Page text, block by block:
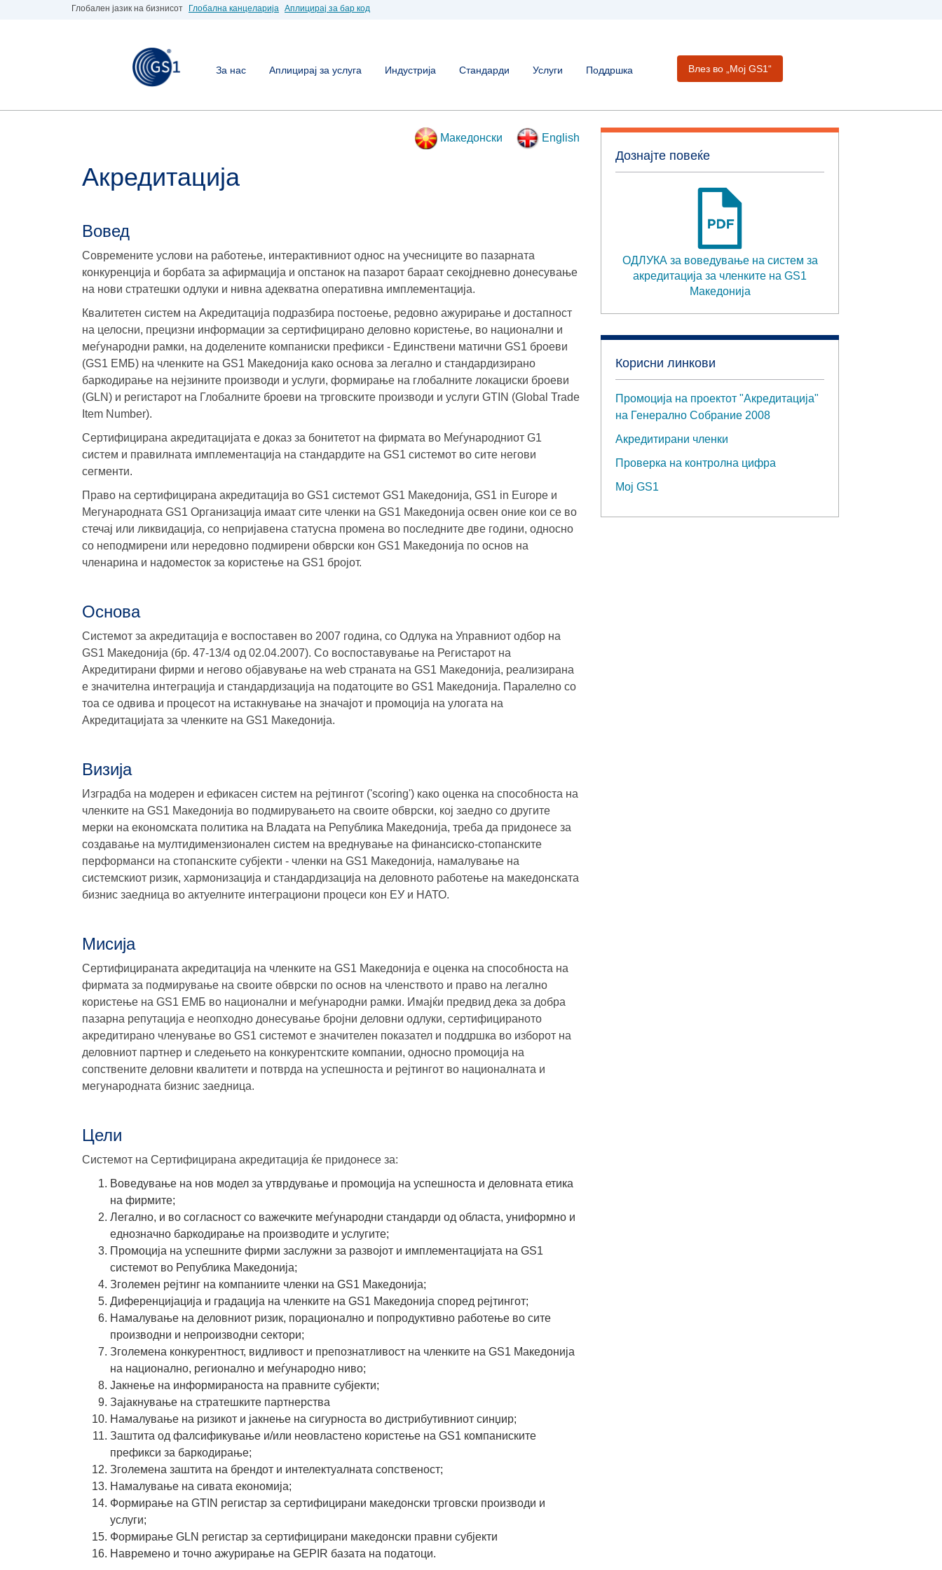
Глобален јазик на бизнисот Глобална канцеларија Аплицирај за бар код
За нас Аплицирај за услуга Индустрија Стандарди Услуги Поддршка Влез во „Moj GS1“
Македонски English
Акредитација
Вовед
Современите услови на работење, интерактивниот однос на учесниците во пазарната
конкуренција и борбата за афирмација и опстанок на пазарот бараат секојдневно донесување
на нови стратешки одлуки и нивна адекватна оперативна имплементација.
Квалитетен систем на Акредитација подразбира постоење, редовно ажурирање и достапност
на целосни, прецизни информации за сертифицирано деловно користење, во национални и
меѓународни рамки, на доделените компаниски префикси - Единствени матични GS1 броеви
(GS1 ЕМБ) на членките на GS1 Македонија како основа за легално и стандардизирано
баркодирање на нејзините производи и услуги, формирање на глобалните локациски броеви
(GLN) и регистарот на Глобалните броеви на трговските производи и услуги GTIN (Global Trade
Item Number).
Сертифицирана акредитацијата е доказ за бонитетот на фирмата во Меѓународниот G1
систем и правилната имплементација на стандардите на GS1 системот во сите негови
сегменти.
Право на сертифицирана акредитација во GS1 системот GS1 Македонија, GS1 in Europe и
Мегународната GS1 Организација имаат сите членки на GS1 Македонија освен оние кои се во
стечај или ликвидација, со непријавена статусна промена во последните две години, односно
со неподмирени или нередовно подмирени обврски кон GS1 Македонија по основ на
членарина и надоместок за користење на GS1 бројот.
Основa
Системот за акредитација е воспоставен во 2007 година, со Одлука на Управниот одбор на
GS1 Македонија (бр. 47-13/4 од 02.04.2007). Со воспоставување на Регистарот на
Акредитирани фирми и негово објавување на web страната на GS1 Македонија, реализирана
е значителна интеграција и стандардизација на податоците во GS1 Македонија. Паралелно со
тоа се одвива и процесот на истакнување на значајот и промоција на улогата на
Акредитацијата за членките на GS1 Македонија.
Визија
Изградба на модерен и ефикасен систем на рејтингот ('scoring') како оценка на способноста на
членките на GS1 Македонија во подмирувањето на своите обврски, кој заедно со другите
мерки на економската политика на Владата на Република Македонија, треба да придонесе за
создавање на мултидимензионален систем на вреднување на финансиско-стопанските
перформанси на стопанските субјекти - членки на GS1 Македонија, намалување на
системскиот ризик, хармонизација и стандардизација на деловното работење на македонската
бизнис заедница во актуелните интеграциони процеси кон ЕУ и НАТО.
Мисија
Сертифицираната акредитација на членките на GS1 Македонија е оценка на способноста на
фирмата за подмирување на своите обврски по основ на членството и право на легално
користење на GS1 ЕМБ во национални и меѓународни рамки. Имајќи предвид дека за добра
пазарна репутација е неопходно донесување бројни деловни одлуки, сертифицираното
акредитирано членување во GS1 системот е значителен показател и поддршка во изборот на
деловниот партнер и следењето на конкурентските компании, односно промоција на
сопствените деловни квалитети и потврда на успешноста и рејтингот во националната и
мегународната бизнис заедница.
Цели
Системот на Сертифицирана акредитација ќе придонесе за:
Воведување на нов модел за утврдување и промоција на успешноста и деловната етика
на фирмите;
Легално, и во согласност со важечките меѓународни стандарди од областа, униформно и
еднозначно баркодирање на производите и услугите;
Промоција на успешните фирми заслужни за развојот и имплементацијата на GS1
системот во Република Македонија;
Зголемен рејтинг на компаниите членки на GS1 Македонија;
Диференцијација и градација на членките на GS1 Македонија според рејтингот;
Намалување на деловниот ризик, порационално и попродуктивно работење во сите
производни и непроизводни сектори;
Зголемена конкурентност, видливост и препознатливост на членките на GS1 Македонија
на национално, регионално и меѓународно ниво;
Јакнење на информираноста на правните субјекти;
Зајакнување на стратешките партнерства
Намалување на ризикот и јакнење на сигурноста во дистрибутивниот синџир;
Заштита од фалсификување и/или неовластено користење на GS1 компаниските
префикси за баркодирање;
Зголемена заштита на брендот и интелектуалната сопственост;
Намалување на сивата економија;
Формирање на GTIN регистар за сертифицирани македонски трговски производи и
услуги;
Формирање GLN регистар за сертифицирани македонски правни субјекти
Навремено и точно ажурирање на GEPIR базата на податоци.
Дознајте повеќе
ОДЛУКА за воведување на систем за
акредитација за членките на GS1
Македонија
Корисни линкови
Промоција на проектот "Акредитација"
на Генерално Собрание 2008
Акредитирани членки
Проверка на контролна цифра
Мој GS1